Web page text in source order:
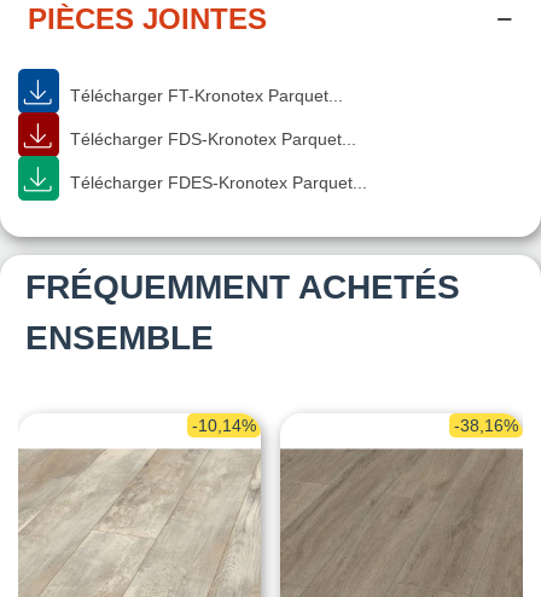
PIÈCES JOINTES
Télécharger FT-Kronotex Parquet...
Télécharger FDS-Kronotex Parquet...
Télécharger FDES-Kronotex Parquet...
FRÉQUEMMENT ACHETÉS
ENSEMBLE
-10,14% -38,16%